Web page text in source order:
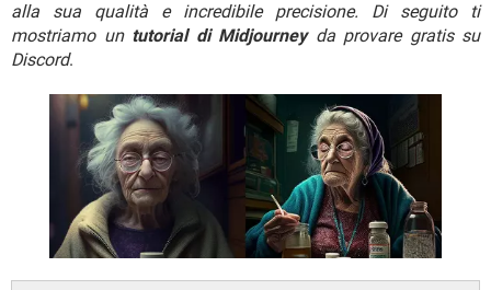
HARDWARE
INSTAGRAM WHATSAPP
TIKTOK FACEBOOK
iOS WINDOWS 10
INSTAGRAM
TIKTOK FACEBOOK
HARDWARE
alla sua qualità e incredibile precisione. Di seguito ti
mostriamo un tutorial di Midjourneyda provare gratis su
Discord.